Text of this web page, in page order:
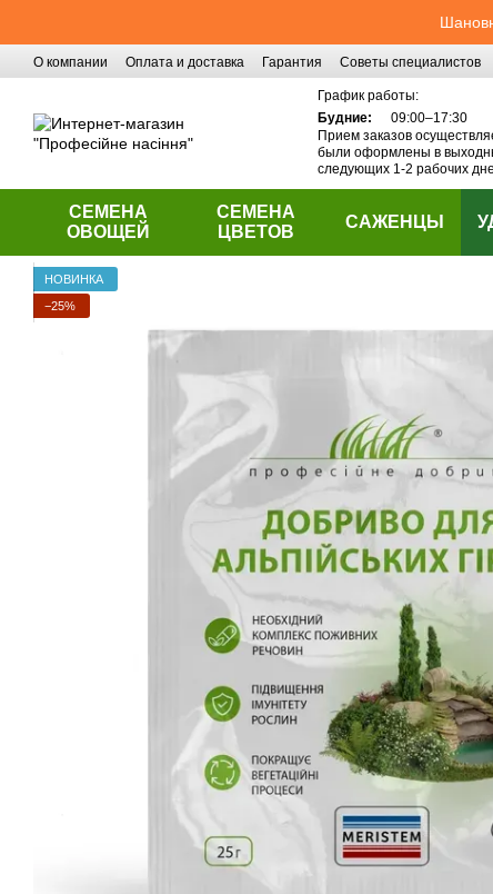
О компании Оплата и доставка Гарантия Советы специалистов
График работы:
Будние:
09:00–17:30
Прием заказов
были оформлены в
следующих 1-2 рабочих
СЕМЕНА
ОВОЩЕЙ
СЕМЕНА
ЦВЕТОВ
САЖЕНЦЫ
НОВИНКА
−25%